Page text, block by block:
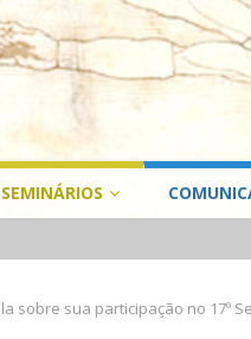
SEMINÁRIOS
sobre sua participação no 17º